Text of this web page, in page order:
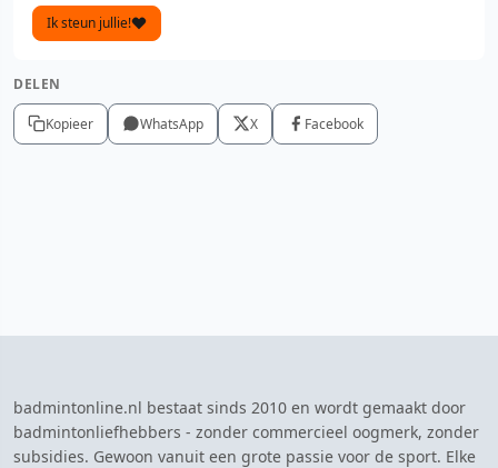
Ik steun jullie!
DELEN
Kopieer WhatsApp X Facebook
badmintonline.nl bestaat sinds 2010 en wordt gemaakt door
badmintonliefhebbers - zonder commercieel oogmerk, zonder
subsidies. Gewoon vanuit een grote passie voor de sport. Elke